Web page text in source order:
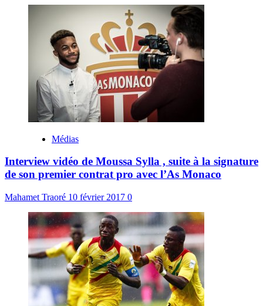
Médias
Interview vidéo de Moussa Sylla , suite à la signature
de son premier contrat pro avec l’As Monaco
Mahamet Traoré 10 février 2017 0